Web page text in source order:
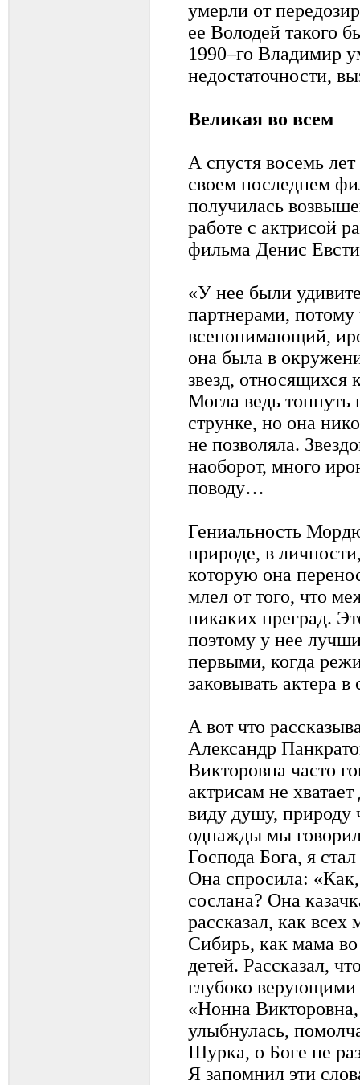
умерли от
ее Володей такого
1990–го Владимир
недостаточности,
Великая во всем
А спустя восемь
своем последнем
получилась
работе с актрисой
фильма Денис
«У нее были
партнерами,
всепонимающий,
она была в
звезд, относящихся
Могла ведь
струнке, но она
не позволяла.
наоборот, много
поводу…
Гениальность
природе, в
которую она
млел от того, что
никаких преград.
поэтому у нее
первыми, когда
заковывать актера
А вот что
Александр
Викторовна часто
актрисам не
виду душу, природу
однажды мы
Господа Бога, я
Она спросила:
сослана? Она
рассказал, как
Сибирь, как мама
детей. Рассказал,
глубоко
«Нонна
улыбнулась,
Шурка, о Боге не
Я запомнил эти